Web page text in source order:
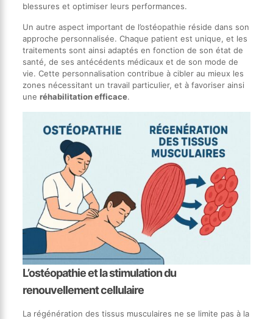
blessures et optimiser leurs performances.
Un autre aspect important de l’ostéopathie réside dans son
approche personnalisée. Chaque patient est unique, et les
traitements sont ainsi adaptés en fonction de son état de
santé, de ses antécédents médicaux et de son mode de
vie. Cette personnalisation contribue à cibler au mieux les
zones nécessitant un travail particulier, et à favoriser ainsi
une réhabilitation efficace.
L’ostéopathie et la stimulation du
renouvellement cellulaire
La régénération des tissus musculaires ne se limite pas à la